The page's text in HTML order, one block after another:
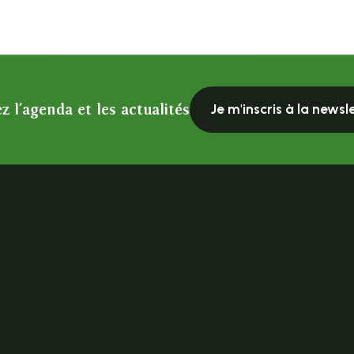
l'agenda et les actualités Je m'inscris à la